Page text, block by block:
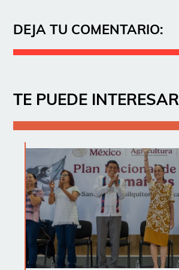
DEJA TU COMENTARIO:
TE PUEDE INTERESAR